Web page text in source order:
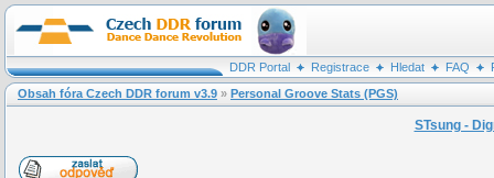
DDR Portal Registrace Hledat FAQ
Obsah fóra Czech DDR forum v3.9 » Personal Groove Stats (PGS)
STsung -